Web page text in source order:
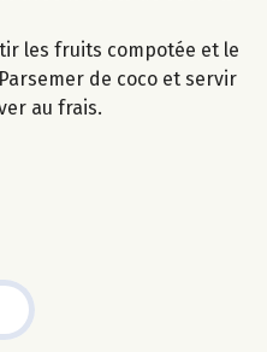
les fruits compotée et le
de coco et servir
au frais.